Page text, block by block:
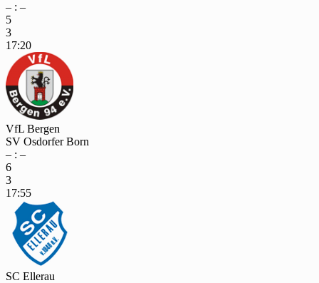
– : –
5
3
17:20
VfL Bergen
SV Osdorfer Born
– : –
6
3
17:55
SC Ellerau